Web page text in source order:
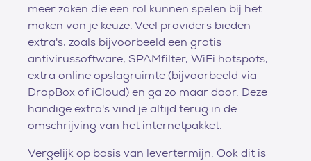
meer zaken die een rol kunnen spelen bij het
maken van je keuze. Veel providers bieden
extra's, zoals bijvoorbeeld een gratis
antivirussoftware, SPAMfilter, WiFi hotspots,
extra online opslagruimte (bijvoorbeeld via
DropBox of iCloud) en ga zo maar door. Deze
handige extra's vind je altijd terug in de
omschrijving van het internetpakket.
Vergelijk op basis van levertermijn. Ook dit is